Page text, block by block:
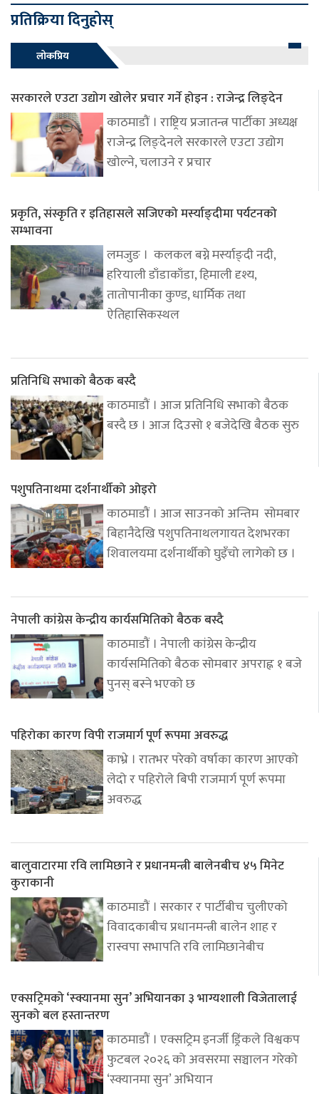
प्रतिक्रिया दिनुहोस्
लोकप्रिय
सरकारले एउटा उद्योग खोलेर प्रचार गर्ने होइन : राजेन्द्र लिङ्देन
काठमाडौं । राष्ट्रिय प्रजातन्त्र पार्टीका अध्यक्ष
राजेन्द्र लिङ्देनले सरकारले एउटा उद्योग
खोल्ने, चलाउने र प्रचार
प्रकृति, संस्कृति र इतिहासले सजिएको मर्स्याङ्दीमा पर्यटनको
सम्भावना
लमजुङ । कलकल बग्ने मर्स्याङ्दी नदी,
हरियाली डाँडाकाँडा, हिमाली दृश्य,
तातोपानीका कुण्ड, धार्मिक तथा
ऐतिहासिकस्थल
प्रतिनिधि सभाको बैठक बस्दै
काठमाडौं । आज प्रतिनिधि सभाको बैठक
बस्दै छ । आज दिउसो १ बजेदेखि बैठक सुरु
पशुपतिनाथमा दर्शनार्थीको ओइरो
काठमाडौं । आज साउनको अन्तिम सोमबार
बिहानैदेखि पशुपतिनाथलगायत देशभरका
शिवालयमा दर्शनार्थीको घुइँचो लागेको छ ।
नेपाली कांग्रेस केन्द्रीय कार्यसमितिको बैठक बस्दै
काठमाडौं । नेपाली कांग्रेस केन्द्रीय
कार्यसमितिको बैठक सोमबार अपराह्न १ बजे
पुनस् बस्ने भएको छ
पहिरोका कारण विपी राजमार्ग पूर्ण रूपमा अवरुद्ध
काभ्रे । रातभर परेको वर्षाका कारण आएको
लेदो र पहिरोले बिपी राजमार्ग पूर्ण रूपमा
अवरुद्ध
बालुवाटारमा रवि लामिछाने र प्रधानमन्त्री बालेनबीच ४५ मिनेट
कुराकानी
काठमाडौं । सरकार र पार्टीबीच चुलीएको
विवादकाबीच प्रधानमन्त्री बालेन शाह र
रास्वपा सभापति रवि लामिछानेबीच
एक्सट्रिमको ‘स्क्यानमा सुन’ अभियानका ३ भाग्यशाली विजेतालाई
सुनको बल हस्तान्तरण
काठमाडौं । एक्सट्रिम इनर्जी ड्रिंकले विश्वकप
फुटबल २०२६ को अवसरमा सञ्चालन गरेको
‘स्क्यानमा सुन’ अभियान